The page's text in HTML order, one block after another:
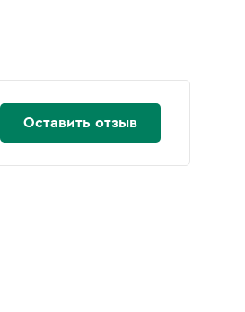
Оставить отзыв